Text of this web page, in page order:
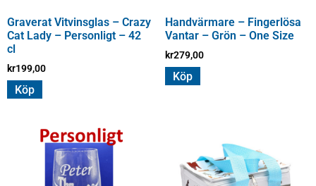
Graverat Vitvinsglas – Crazy
Cat Lady – Personligt – 42
cl
kr199,00
Köp
Handvärmare – Fingerlösa
Vantar – Grön – One Size
kr279,00
Köp